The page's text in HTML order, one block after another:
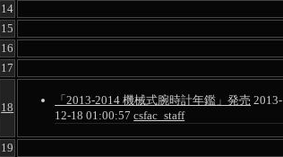
14
15
16
17
18
「2013-2014 機械式腕時計年鑑」発売 2013-
12-18 01:00:57 csfac_staff
19